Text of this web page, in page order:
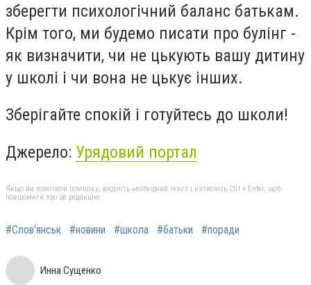
зберегти психологічний баланс батькам.
Крім того, ми будемо писати про булінг -
як визначити, чи не цькують вашу дитину
у школі і чи вона не цькує інших.
Зберігайте спокій і готуйтесь до школи!
Джерело: Урядовий портал
Якщо ви помітили помилку, виділіть необхідний текст і натисніть Ctrl + Enter, щоб
повідомити про це редакцію
#Слов'янськ #новини #школа #батьки #поради
Инна Сущенко